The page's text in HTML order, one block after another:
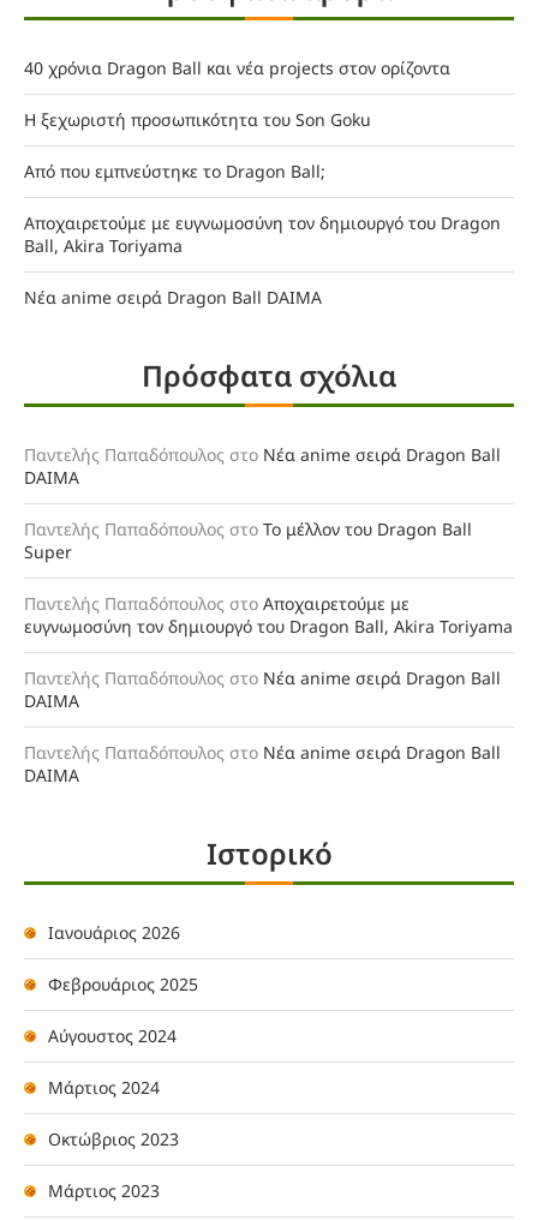
40 χρόνια Dragon Ball και νέα projects στον ορίζοντα
Η ξεχωριστή προσωπικότητα του Son Goku
Από που εμπνεύστηκε το Dragon Ball;
Αποχαιρετούμε με ευγνωμοσύνη τον δημιουργό του Dragon
Ball, Akira Toriyama
Νέα anime σειρά Dragon Ball DAIMA
Πρόσφατα σχόλια
Παντελής Παπαδόπουλος στο Νέα anime σειρά Dragon Ball
DAIMA
Παντελής Παπαδόπουλος στο Το μέλλον του Dragon Ball
Super
Παντελής Παπαδόπουλος στο Αποχαιρετούμε με
ευγνωμοσύνη τον δημιουργό του Dragon Ball, Akira Toriyama
Παντελής Παπαδόπουλος στο Νέα anime σειρά Dragon Ball
DAIMA
Παντελής Παπαδόπουλος στο Νέα anime σειρά Dragon Ball
DAIMA
Ιστορικό
Ιανουάριος 2026
Φεβρουάριος 2025
Αύγουστος 2024
Μάρτιος 2024
Οκτώβριος 2023
Μάρτιος 2023